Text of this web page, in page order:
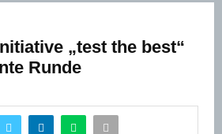
„test the best“
Runde